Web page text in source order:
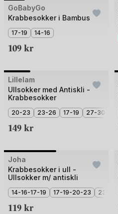
3 for 2
Bilde
av
GoBabyGo
Krabbesokker i Bambus
17-19 14-16
109 kr
Bilde
av
4
Lillelam
Ullsokker med Antiskli -
Krabbesokker
20-23 23-26 17-19 27-30
149 kr
Bilde
av
Joha
Krabbesokker i ull -
Ullsokker m/ antiskli
14-16-17-19 17-19-20-23 23-26
119 kr